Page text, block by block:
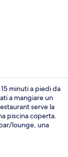
minuti a piedi da
a mangiare un
serve la
piscina coperta.
lounge, una
pubblici nelle
min e Stazione